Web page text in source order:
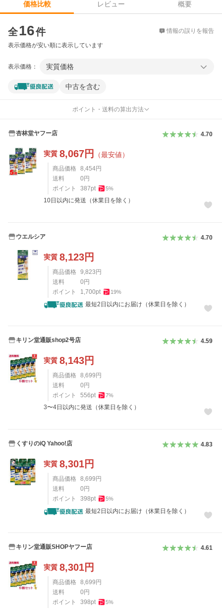
価格比較 レビュー
概要
全16件 情報の誤りを報告
表示価格が安い順に表示しています
表示価格： 実質価格
中古を含む
ポイント・送料の算出方法
杏林堂ヤフー店 4.70
実質 8,067円 （最安値）
商品価格 8,454円
送料
0 円
ポイント
387pt 5%
10日以内に発送（休業日を除く）
ウエルシア 4.70
実質 8,123円
商品価格 9,823 円
送料
0 円
ポイント
1,700pt 19%
最短2日以内にお届け（休業日を除く）
キリン堂通販shop2号店 4.59
実質 8,143円
商品価格 8,699 円
送料
0 円
ポイント
556pt 7%
3〜4日以内に発送（休業日を除く）
くすりのiQ Yahoo!店 4.83
実質 8,301円
商品価格 8,699 円
送料
0 円
ポイント
398pt 5%
最短2日以内にお届け（休業日を除く）
キリン堂通販SHOPヤフー店 4.61
実質 8,301円
商品価格 8,699 円
送料
0 円
ポイント
398pt 5%